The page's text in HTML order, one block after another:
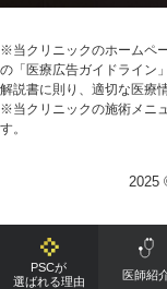
※当クリニックのホームペ
の「医療広告ガイドライン
解説書に則り、適切な医療
※当クリニックの施術メニ
す。
2025
PSCが
選ばれる理由
医師紹